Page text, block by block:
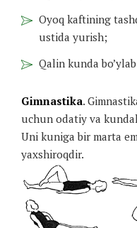
Oyoq kaftining
ustida yurish;
Qalin kunda
Gimnastika.
uchun odatiy va
Uni kuniga bir marta
yaxshiroqdir.